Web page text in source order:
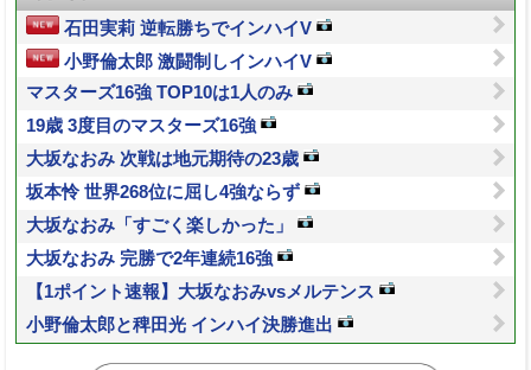
石田実莉 逆転勝ちでインハイV
小野倫太郎 激闘制しインハイV
マスターズ16強 TOP10は1人のみ
19歳 3度目のマスターズ16強
大坂なおみ 次戦は地元期待の23歳
坂本怜 世界268位に屈し4強ならず
大坂なおみ「すごく楽しかった」
大坂なおみ 完勝で2年連続16強
【1ポイント速報】大坂なおみvsメルテンス
小野倫太郎と稗田光 インハイ決勝進出